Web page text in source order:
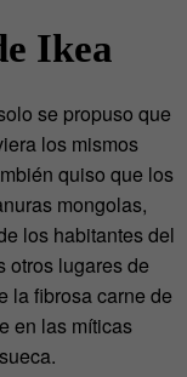
Ikea
se propuso que
los mismos
quiso que los
mongolas,
los habitantes del
otros lugares de
la fibrosa carne de
en las míticas